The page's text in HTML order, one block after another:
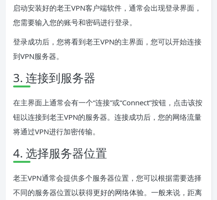
启动安装好的老王VPN客户端软件，通常会出现登录界面，
您需要输入您的账号和密码进行登录。
登录成功后，您将看到老王VPN的主界面，您可以开始连接
到VPN服务器。
3. 连接到服务器
在主界面上通常会有一个“连接”或“Connect”按钮，点击该按
钮以连接到老王VPN的服务器。连接成功后，您的网络流量
将通过VPN进行加密传输。
4. 选择服务器位置
老王VPN通常会提供多个服务器位置，您可以根据需要选择
不同的服务器位置以获得更好的网络体验。一般来说，距离